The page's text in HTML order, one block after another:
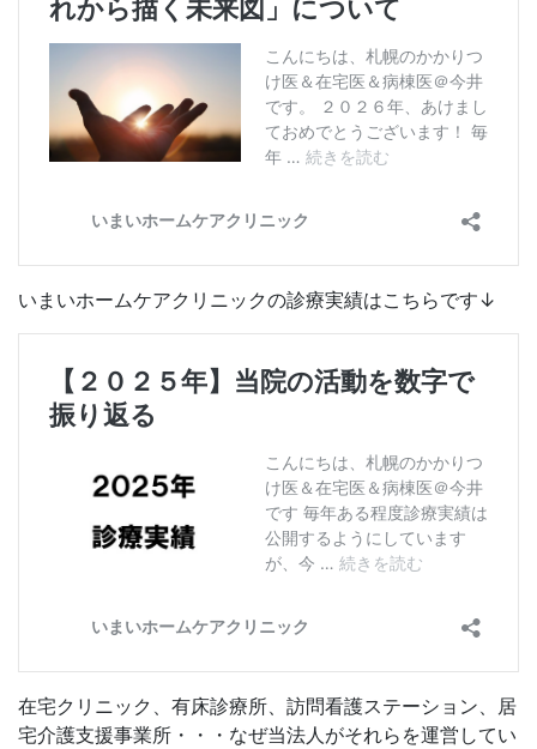
いまいホームケアクリニックの診療実績はこちらです↓
在宅クリニック、有床診療所、訪問看護ステーション、居
宅介護支援事業所・・・なぜ当法人がそれらを運営してい